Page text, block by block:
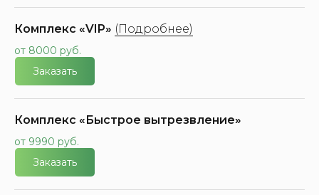
Комплекс «VIP» (Подробнее)
от 8000 руб.
Заказать
Комплекс «Быстрое вытрезвление»
от 9990 руб.
Заказать